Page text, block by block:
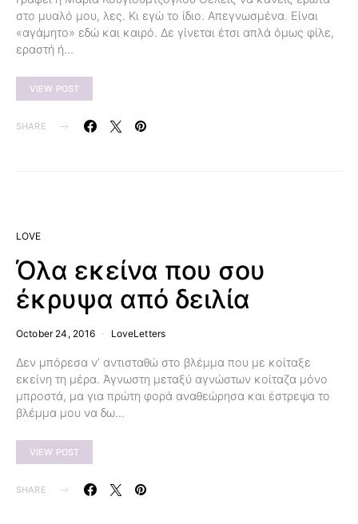
στο μυαλό μου, λες. Κι εγώ το ίδιο. Απεγνωσμένα. Είναι
«αγάμητο» εδώ και καιρό. Δε γίνεται έτσι απλά όμως φίλε,
εραστή ή…
VIEW POST
SHARE
LOVE
Όλα εκείνα που σου
έκρυψα από δειλία
October 24, 2016 LoveLetters
Δεν μπόρεσα ν’ αντισταθώ στο βλέμμα που με κοίταξε
εκείνη τη μέρα. Άγνωστη μεταξύ αγνώστων κοίταζα μόνο
μπροστά, μα για πρώτη φορά αναθεώρησα και έστρεψα το
βλέμμα μου να δω…
VIEW POST
SHARE